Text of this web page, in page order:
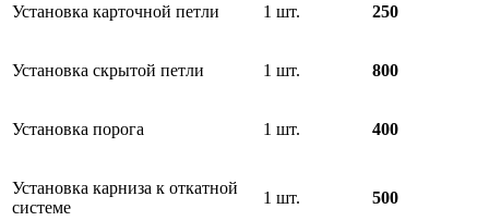
Установка карточной петли 1 шт. 250
Установка скрытой петли 1 шт. 800
Установка порога 1 шт. 400
Установка карниза к откатной
системе
1 шт. 500